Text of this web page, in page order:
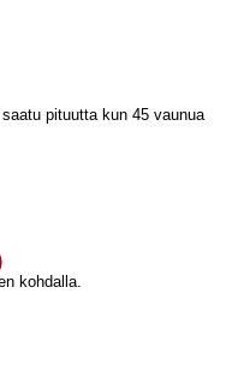
pituutta kun 45 vaunua
kohdalla.